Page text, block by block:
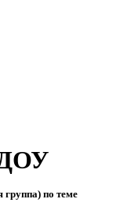
группа) по теме